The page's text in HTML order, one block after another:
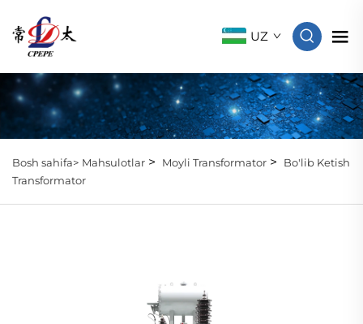
UZ
Bosh sahifa> Mahsulotlar > Moyli Transformator >
Bo'lib Ketish
Transformator